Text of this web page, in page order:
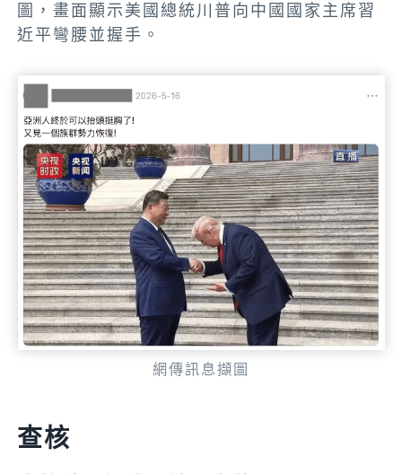
圖，畫面顯示美國總統川普向中國國家主席習
近平彎腰並握手。
網傳訊息擷圖
查核